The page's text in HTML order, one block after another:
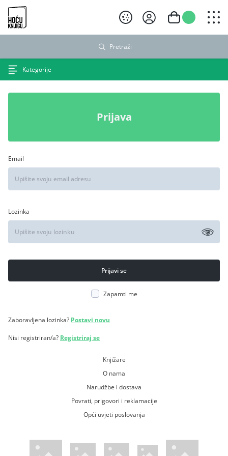
Hoću knjigu crni logo
Pretraži
Kategorije
Prijava
Email
Lozinka
Zapamti me
Zaboravljena lozinka? Postavi novu
Nisi registriran/a? Registriraj se
Knjižare
O nama
Narudžbe i dostava
Povrati, prigovori i reklamacije
Opći uvjeti poslovanja
WsPay web stranicaMaestro web stranicaMastercard web stranicaAmerican Express web stranica
Visa web stranica